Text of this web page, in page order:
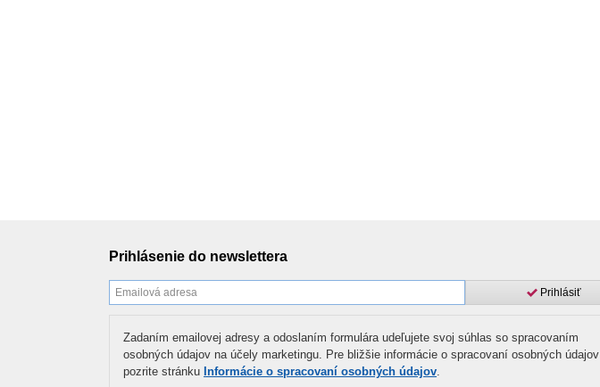
Prihlásenie do newslettera
Prihlásiť
Zadaním emailovej adresy a odoslaním formulára udeľujete svoj súhlas so spracovaním
osobných údajov na účely marketingu. Pre bližšie informácie o spracovaní osobných údajov
pozrite stránku Informácie o spracovaní osobných údajov.